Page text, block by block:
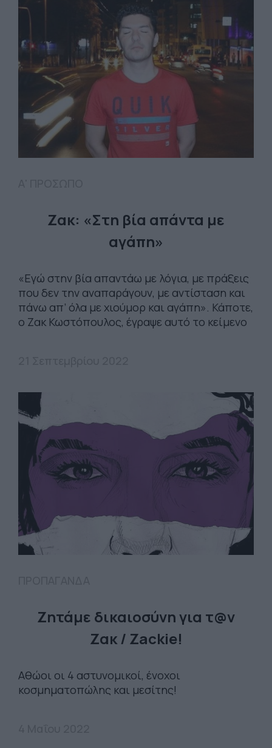
Ζακ: «Στη βία απάντα με
αγάπη»
«Εγώ στην βία απαντάω με λόγια, με πράξεις
που δεν την αναπαράγουν, με αντίσταση και
πάνω απ’ όλα με χιούμορ και αγάπη». Κάποτε,
ο Ζακ Κωστόπουλος, έγραψε αυτό το κείμενο
Ζητάμε δικαιοσύνη για τ@ν
Ζακ / Zackie!
Αθώοι οι 4 αστυνομικοί, ένοχοι
κοσμηματοπώλης και μεσίτης!